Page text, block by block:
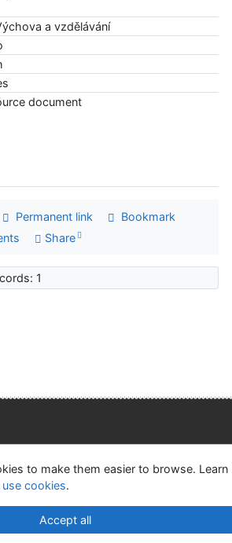
a vzdělávání
document
Permanent link
Bookmark
Share
1
settings
- Univerzita Hradec Králové
to make them easier to browse. Learn
cookies.
Accept all